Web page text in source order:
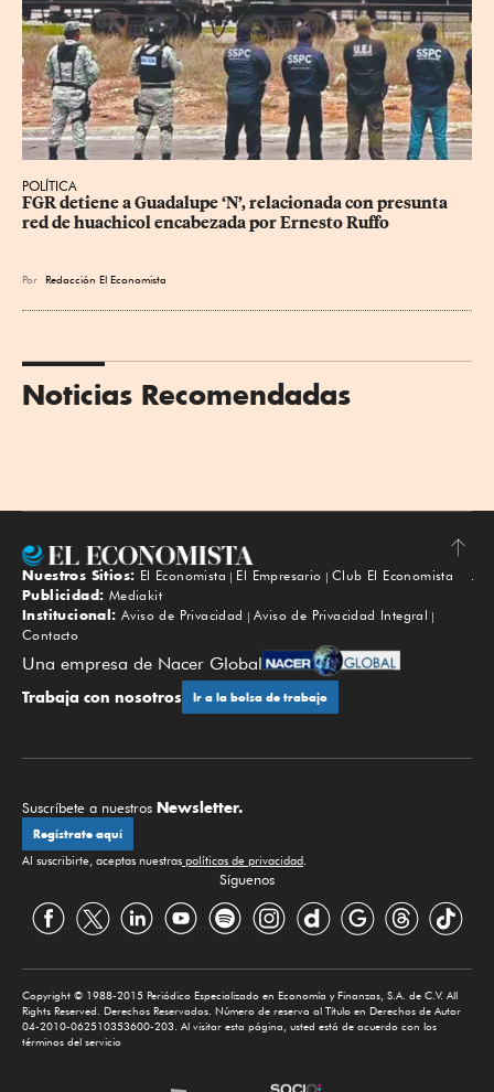
POLÍTICA
FGR detiene a Guadalupe ‘N’, relacionada con presunta
red de huachicol encabezada por Ernesto Ruffo
Por Redacción El Economista
Noticias Recomendadas
Subir
Nuestros Sitios: El Economista El Empresario
Club El Economista
Publicidad: Mediakit
Institucional: Aviso de Privacidad
Aviso de Privacidad Integral
Contacto
Una empresa de Nacer Global
Trabaja con nosotros Ir a la bolsa de trabajo
Suscríbete a nuestros Newsletter.
Regístrate aquí
Al suscribirte, aceptas nuestras políticas de privacidad.
Síguenos
Copyright © 1988-2015 Periódico Especializado en Economía y Finanzas, S.A. de C.V. All
Rights Reserved. Derechos Reservados. Número de reserva al Título en Derechos de Autor
04-2010-062510353600-203. Al visitar esta página, usted está de acuerdo con los
términos del servicio